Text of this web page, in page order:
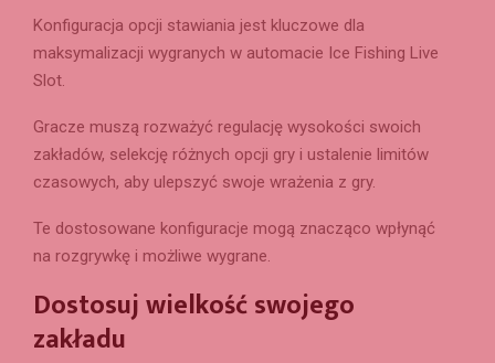
Konfiguracja opcji stawiania jest kluczowe dla
maksymalizacji wygranych w automacie Ice Fishing Live
Slot.
Gracze muszą rozważyć regulację wysokości swoich
zakładów, selekcję różnych opcji gry i ustalenie limitów
czasowych, aby ulepszyć swoje wrażenia z gry.
Te dostosowane konfiguracje mogą znacząco wpłynąć
na rozgrywkę i możliwe wygrane.
Dostosuj wielkość swojego
zakładu